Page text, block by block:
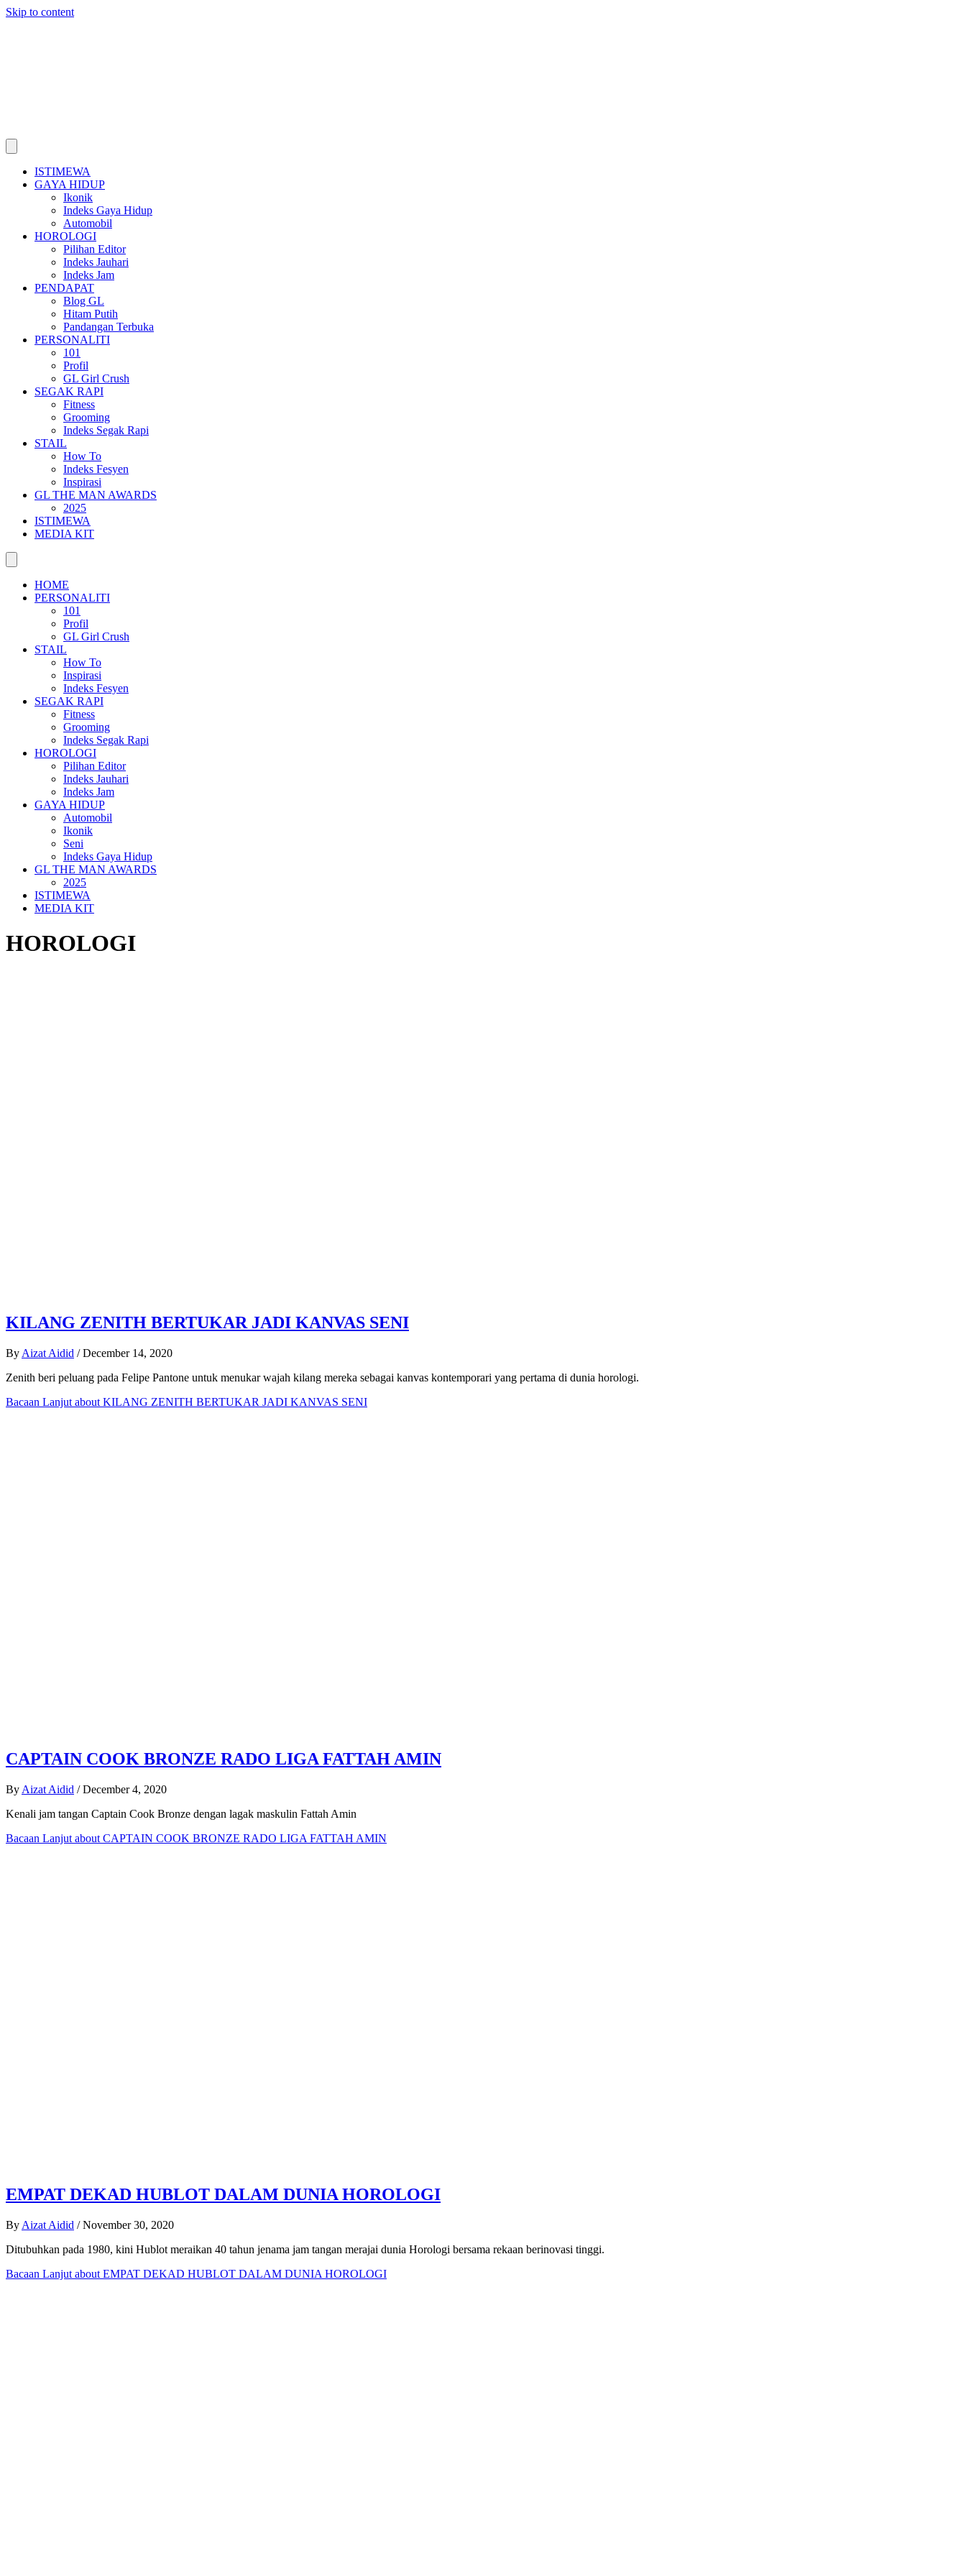
Skip to content
ISTIMEWA
GAYA HIDUP
Ikonik
Indeks Gaya Hidup
Automobil
HOROLOGI
Pilihan Editor
Indeks Jauhari
Indeks Jam
PENDAPAT
Blog GL
Hitam Putih
Pandangan Terbuka
PERSONALITI
101
Profil
GL Girl Crush
SEGAK RAPI
Fitness
Grooming
Indeks Segak Rapi
STAIL
How To
Indeks Fesyen
Inspirasi
GL THE MAN AWARDS
2025
ISTIMEWA
MEDIA KIT
HOME
PERSONALITI
101
Profil
GL Girl Crush
STAIL
How To
Inspirasi
Indeks Fesyen
SEGAK RAPI
Fitness
Grooming
Indeks Segak Rapi
HOROLOGI
Pilihan Editor
Indeks Jauhari
Indeks Jam
GAYA HIDUP
Automobil
Ikonik
Seni
Indeks Gaya Hidup
GL THE MAN AWARDS
2025
ISTIMEWA
MEDIA KIT
HOROLOGI
KILANG ZENITH BERTUKAR JADI KANVAS SENI
By Aizat Aidid / December 14, 2020
Zenith beri peluang pada Felipe Pantone untuk menukar wajah kilang mereka sebagai kanvas kontemporari yang pertama di dunia horologi.
Bacaan Lanjut about KILANG ZENITH BERTUKAR JADI KANVAS SENI
CAPTAIN COOK BRONZE RADO LIGA FATTAH AMIN
By Aizat Aidid / December 4, 2020
Kenali jam tangan Captain Cook Bronze dengan lagak maskulin Fattah Amin
Bacaan Lanjut about CAPTAIN COOK BRONZE RADO LIGA FATTAH AMIN
EMPAT DEKAD HUBLOT DALAM DUNIA HOROLOGI
By Aizat Aidid / November 30, 2020
Ditubuhkan pada 1980, kini Hublot meraikan 40 tahun jenama jam tangan merajai dunia Horologi bersama rekaan berinovasi tinggi.
Bacaan Lanjut about EMPAT DEKAD HUBLOT DALAM DUNIA HOROLOGI